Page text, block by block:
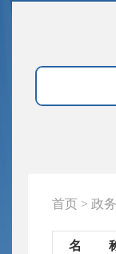
首页 > 政
名